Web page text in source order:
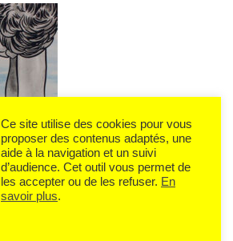
Ce site utilise des cookies pour vous
proposer des contenus adaptés, une
aide à la navigation et un suivi
d’audience. Cet outil vous permet de
les accepter ou de les refuser. En
savoir plus.